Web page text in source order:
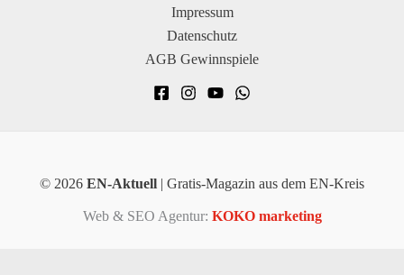
Impressum
Datenschutz
AGB Gewinnspiele
© 2026 EN-Aktuell | Gratis-Magazin aus dem EN-Kreis
Web & SEO Agentur: KOKO marketing